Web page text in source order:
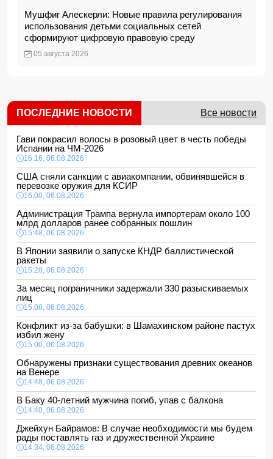
Мушфиг Алескерли: Новые правила регулирования
использования детьми социальных сетей
сформируют цифровую правовую среду
05 августа 2026
ПОСЛЕДНИЕ НОВОСТИ Все новости
Гави покрасил волосы в розовый цвет в честь победы
Испании на ЧМ-2026
16:16, 06.08.2026
США сняли санкции с авиакомпании, обвинявшейся в
перевозке оружия для КСИР
16:00, 06.08.2026
Администрация Трампа вернула импортерам около 100
млрд долларов ранее собранных пошлин
15:48, 06.08.2026
В Японии заявили о запуске КНДР баллистической
ракеты
15:28, 06.08.2026
За месяц пограничники задержали 330 разыскиваемых
лиц
15:08, 06.08.2026
Конфликт из-за бабушки: в Шамахинском районе пастух
избил жену
15:00, 06.08.2026
Обнаружены признаки существования древних океанов
на Венере
14:48, 06.08.2026
В Баку 40-летний мужчина погиб, упав с балкона
14:40, 06.08.2026
Джейхун Байрамов: В случае необходимости мы будем
рады поставлять газ и дружественной Украине
14:34, 06.08.2026